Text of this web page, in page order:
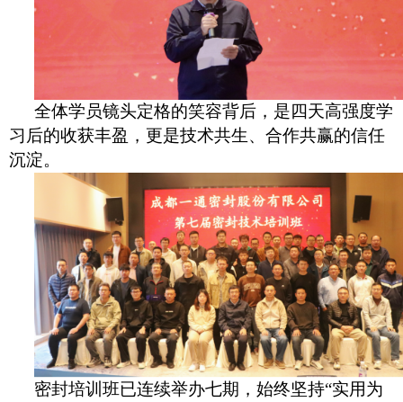
全体学员镜头定格的笑容背后，是四天高强度学
习后的收获丰盈，更是技术共生、合作共赢的信任
沉淀。
密封培训班已连续举办七期，始终坚持“实用为